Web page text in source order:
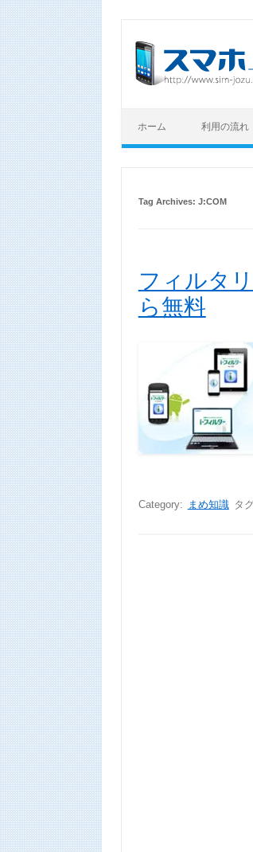
ホーム 利用の流れ
Tag Archives: J:COM
フィルタ
ら無料
Category: まめ知識 タ